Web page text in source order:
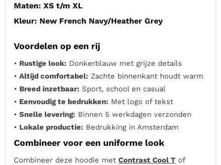
Maten: XS t/m XL
Kleur: New French Navy/Heather Grey
Voordelen op een rij
• Rustige look: Donkerblauw met grijze details
•Altijd comfortabel: Zachte binnenkant houdt warm
• Breed inzetbaar: Sport, school en casual
• Eenvoudig te bedrukken: Met logo of tekst
•Snelle levering: Binnen 5 werkdagen verzonden
• Lokale productie: Bedrukking in Amsterdam
Combineer voor een uniforme look
Combineer deze hoodie metContrast Cool T of